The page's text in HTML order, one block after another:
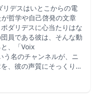
デスはいとこからの電
哲学や自己啓発の文章
ダリデスに心当たりはな
員である彼は、そんな動
、「Voix
名のチャンネルが、ニ
、彼の声質にそっくり…